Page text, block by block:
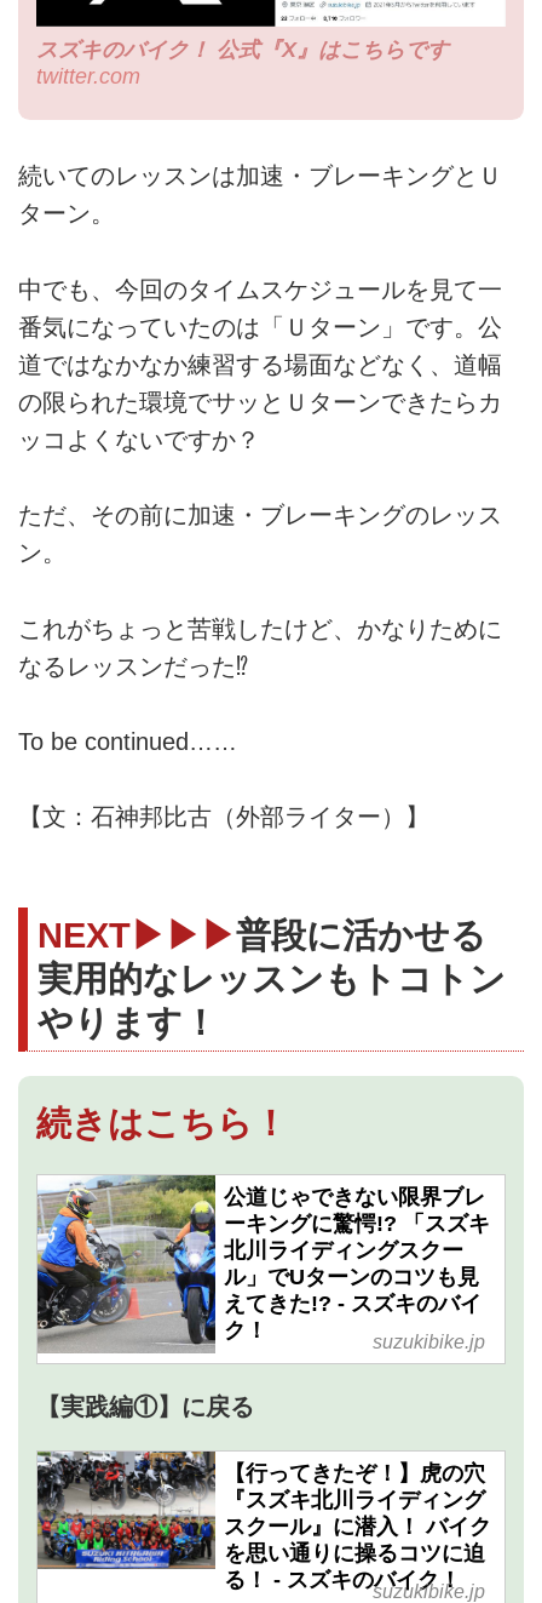
スズキのバイク！ 公式『X』はこちらです
twitter.com
続いてのレッスンは加速・ブレーキングとＵ
ターン。
中でも、今回のタイムスケジュールを見て一
番気になっていたのは「Ｕターン」です。公
道ではなかなか練習する場面などなく、道幅
の限られた環境でサッとＵターンできたらカ
ッコよくないですか？
ただ、その前に加速・ブレーキングのレッス
ン。
これがちょっと苦戦したけど、かなりために
なるレッスンだった⁉
To be continued……
【文：石神邦比古（外部ライター）】
NEXT▶▶▶普段に活かせる
実用的なレッスンもトコトン
やります！
続きはこちら！
公道じゃできない限界ブレ
ーキングに驚愕!? 「スズキ
北川ライディングスクー
ル」でUターンのコツも見
えてきた!? - スズキのバイ
ク！
suzukibike.jp
【実践編①】に戻る
【行ってきたぞ！】虎の穴
『スズキ北川ライディング
スクール』に潜入！ バイク
を思い通りに操るコツに迫
る！ - スズキのバイク！
suzukibike.jp